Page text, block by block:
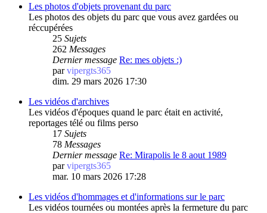
Les photos d'objets provenant du parc
Les photos des objets du parc que vous avez gardées ou
réccupérées
25 Sujets
262 Messages
Dernier message Re: mes objets :)
parvipergts365
dim. 29 mars 2026 17:30
Les vidéos d'archives
Les vidéos d'époques quand le parc était en activité,
reportages télé ou films perso
17 Sujets
78 Messages
Dernier message Re: Mirapolis le 8 aout 1989
parvipergts365
mar. 10 mars 2026 17:28
Les vidéos d'hommages et d'informations sur le parc
Les vidéos tournées ou montées après la fermeture du parc